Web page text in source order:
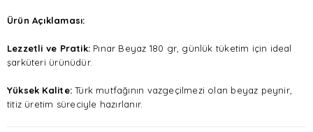
Ürün Açıklaması:
Lezzetli ve Pratik: Pınar Beyaz 180 gr, günlük tüketim için ideal
şarküteri ürünüdür.
Yüksek Kalite:Türk mutfağının vazgeçilmezi olan beyaz peynir,
titiz üretim süreciyle hazırlanır.